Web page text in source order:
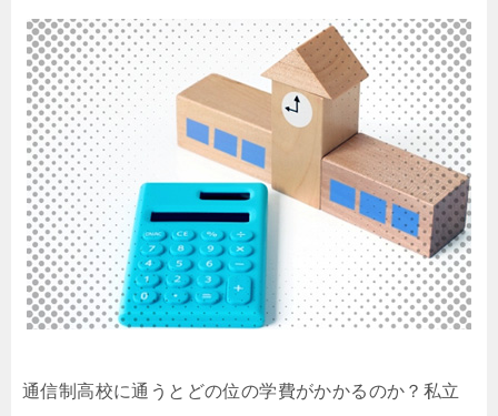
通信制高校に通うとどの位の学費がかかるのか？私立